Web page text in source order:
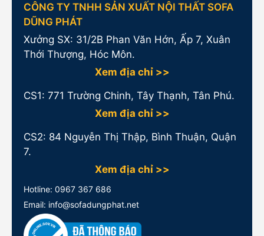
CÔNG TY TNHH SẢN XUẤT NỘI THẤT SOFA
DŨNG PHÁT
Xưởng SX: 31/2B Phan Văn Hớn, Ấp 7, Xuân
Thới Thượng, Hóc Môn.
Xem địa chỉ >>
CS1: 771 Trường Chinh, Tây Thạnh, Tân Phú.
Xem địa chỉ >>
CS2: 84 Nguyễn Thị Thập, Bình Thuận, Quận
7.
Xem địa chỉ >>
Hotline: 0967 367 686
Email: info@sofadungphat.net